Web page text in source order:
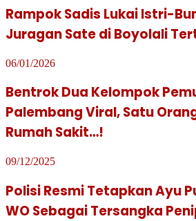
Rampok Sadis Lukai Istri-
Juragan Sate di Boyolali
06/01/2026
Bentrok Dua Kelompok
Palembang Viral, Satu
Rumah Sakit…!
09/12/2025
Polisi Resmi Tetapkan Ayu
WO Sebagai Tersangka